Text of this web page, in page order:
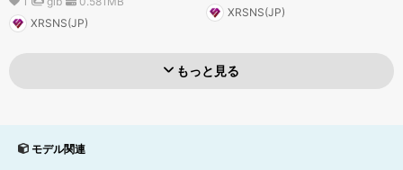
XRSNS(JP)
XRSNS(JP)
もっと見る
モデル関連